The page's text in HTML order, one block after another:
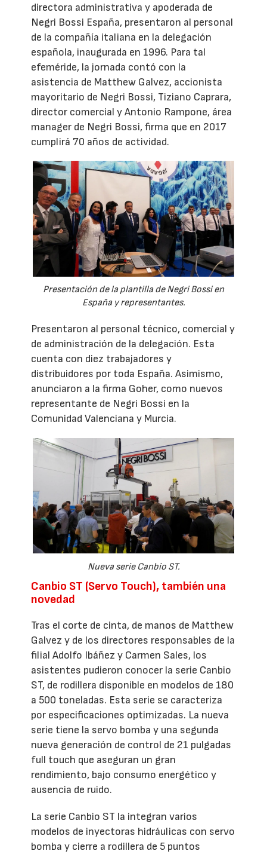
directora administrativa y apoderada de
Negri Bossi España, presentaron al personal
de la compañía italiana en la delegación
española, inaugurada en 1996. Para tal
efeméride, la jornada contó con la
asistencia de Matthew Galvez, accionista
mayoritario de Negri Bossi, Tiziano Caprara,
director comercial y Antonio Rampone, área
manager de Negri Bossi, firma que en 2017
cumplirá 70 años de actividad.
Presentación de la plantilla de Negri Bossi en
España y representantes.
Presentaron al personal técnico, comercial y
de administración de la delegación. Esta
cuenta con diez trabajadores y
distribuidores por toda España. Asimismo,
anunciaron a la firma Goher, como nuevos
representante de Negri Bossi en la
Comunidad Valenciana y Murcia.
Nueva serie Canbio ST.
Canbio ST (Servo Touch), también una
novedad
Tras el corte de cinta, de manos de Matthew
Galvez y de los directores responsables de la
filial Adolfo Ibáñez y Carmen Sales, los
asistentes pudieron conocer la serie Canbio
ST, de rodillera disponible en modelos de 180
a 500 toneladas. Esta serie se caracteriza
por especificaciones optimizadas. La nueva
serie tiene la servo bomba y una segunda
nueva generación de control de 21 pulgadas
full touch que aseguran un gran
rendimiento, bajo consumo energético y
ausencia de ruido.
La serie Canbio ST la integran varios
modelos de inyectoras hidráulicas con servo
bomba y cierre a rodillera de 5 puntos